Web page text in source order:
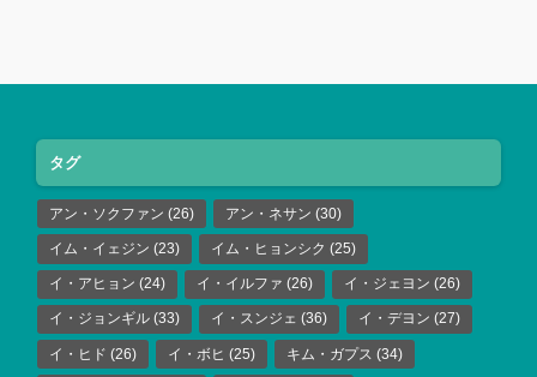
タグ
アン・ソクファン (26) アン・ネサン (30)
イム・イェジン (23) イム・ヒョンシク (25)
イ・アヒョン (24) イ・イルファ (26) イ・ジェヨン (26)
イ・ジョンギル (33) イ・スンジェ (36) イ・デヨン (27)
イ・ヒド (26) イ・ボヒ (25) キム・ガプス (34)